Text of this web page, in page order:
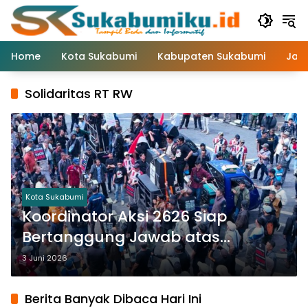
Langsung
konten
Home
Kota Sukabumi Kabupaten Sukabumi
Solidaritas RT RW
Kota Sukabumi
Koordinator Aksi 2626 Siap
Bertanggung Jawab atas
Dinamika Pasca Demo di Balai
Kota Sukabumi
3 Juni 2026
Berita Banyak Dibaca Hari Ini